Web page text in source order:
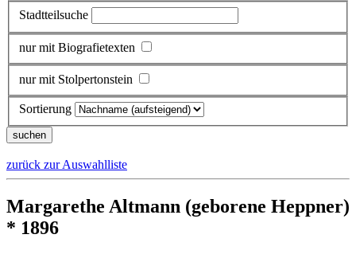
Stadtteilsuche
nur mit Biografietexten
nur mit Stolpertonstein
Sortierung
zurück zur Auswahlliste
Margarethe Altmann (geborene Heppner)
* 1896